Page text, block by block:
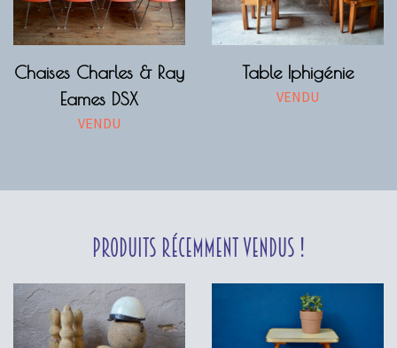
Chaises Charles & Ray
Eames DSX
VENDU
Table Iphigénie
VENDU
Produits récemment vendus !